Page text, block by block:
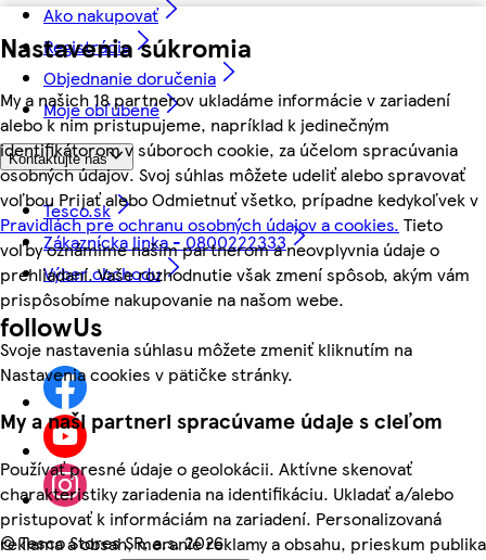
Nastavenia súkromia
My a našich 18 partnerov ukladáme informácie v zariadení
alebo k nim pristupujeme, napríklad k jedinečným
identifikátorom v súboroch cookie, za účelom spracúvania
osobných údajov. Svoj súhlas môžete udeliť alebo spravovať
voľbou Prijať alebo Odmietnuť všetko, prípadne kedykoľvek v
Pravidlách pre ochranu osobných údajov a cookies. Tieto
voľby oznámime našim partnerom a neovplyvnia údaje o
prehliadaní. Vaše rozhodnutie však zmení spôsob, akým vám
prispôsobíme nakupovanie na našom webe.
Svoje nastavenia súhlasu môžete zmeniť kliknutím na
Nastavenia cookies v pätičke stránky.
My a naši partneri spracúvame údaje s cieľom
Používať presné údaje o geolokácii. Aktívne skenovať
charakteristiky zariadenia na identifikáciu. Ukladať a/alebo
pristupovať k informáciám na zariadení. Personalizovaná
reklama a obsah, meranie reklamy a obsahu, prieskum publika
Ako nakupovať
Registrácia
Objednanie doručenia
Moje obľúbené
Kontaktujte nás
Tesco.sk
Zákaznícka linka - 0800222333
Výber obchodu
followUs
©Tesco Stores SR, a.s. 2026